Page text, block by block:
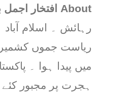
About افتخار اجمل بھوپال
رہائش ۔ اسلام آباد
ریاست جموں
میں پیدا ہوا ۔
ہجرت پر مجبور کئے